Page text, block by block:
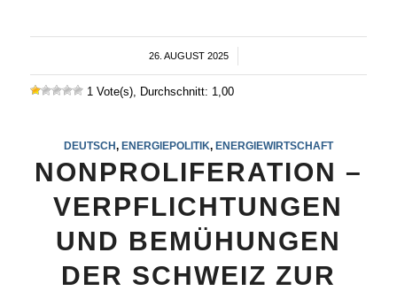
26. AUGUST 2025
/
1 Vote(s), Durchschnitt: 1,00
DEUTSCH, ENERGIEPOLITIK, ENERGIEWIRTSCHAFT
NONPROLIFERATION –
VERPFLICHTUNGEN
UND BEMÜHUNGEN
DER SCHWEIZ ZUR